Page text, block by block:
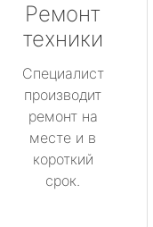
Ремонт
техники
Специалист
производит
ремонт на
месте и в
короткий
срок.